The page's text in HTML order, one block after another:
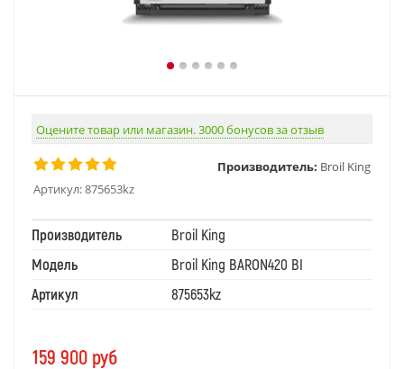
Оцените товар или магазин. 3000 бонусов за отзыв
Артикул:875653kz
Производитель: Broil King
Производитель
Broil King
Модель
Broil King BARON420 BI
Артикул
875653kz
159 900 руб